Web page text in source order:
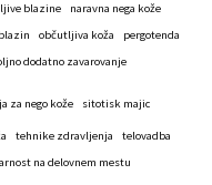
blazine
naravna nega kože
občutljiva koža
pergotenda
dodatno zavarovanje
za nego kože sitotisk majic
tehnike zdravljenja
telovadba
na delovnem mestu